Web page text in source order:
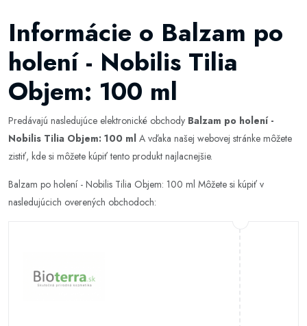
Informácie o Balzam po
holení - Nobilis Tilia
Objem: 100 ml
Predávajú nasledujúce elektronické obchody Balzam po holení -
Nobilis Tilia Objem: 100 ml A vďaka našej webovej stránke môžete
zistiť, kde si môžete kúpiť tento produkt najlacnejšie.
Balzam po holení - Nobilis Tilia Objem: 100 ml Môžete si kúpiť v
nasledujúcich overených obchodoch: